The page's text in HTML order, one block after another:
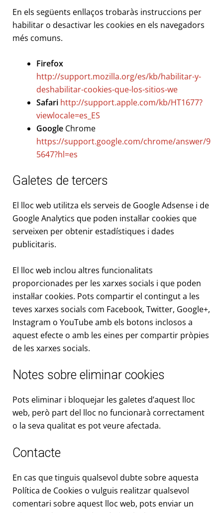
En els següents enllaços trobaràs instruccions per
habilitar o desactivar les cookies en els navegadors
més comuns.
Firefox
http://support.mozilla.org/es/kb/habilitar-y-
deshabilitar-cookies-que-los-sitios-we
Safari http://support.apple.com/kb/HT1677?
viewlocale=es_ES
GoogleChrome
https://support.google.com/chrome/answer/9
5647?hl=es
Galetes de tercers
El lloc web utilitza els serveis de Google Adsense i de
Google Analytics que poden instal·lar cookies que
serveixen per obtenir estadístiques i dades
publicitaris.
El lloc web inclou altres funcionalitats
proporcionades per les xarxes socials i que poden
instal·lar cookies. Pots compartir el contingut a les
teves xarxes socials com Facebook, Twitter, Google+,
Instagram o YouTube amb els botons inclosos a
aquest efecte o amb les eines per compartir pròpies
de les xarxes socials.
Notes sobre eliminar cookies
Pots eliminar i bloquejar les galetes d’aquest lloc
web, però part del lloc no funcionarà correctament
o la seva qualitat es pot veure afectada.
Contacte
En cas que tinguis qualsevol dubte sobre aquesta
Política de Cookies o vulguis realitzar qualsevol
comentari sobre aquest lloc web, pots enviar un